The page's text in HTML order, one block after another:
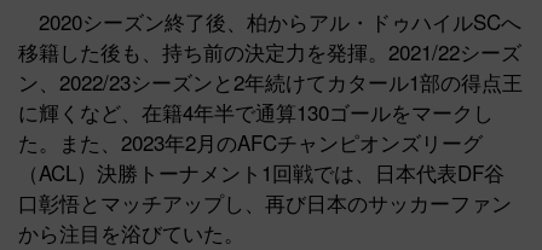
2020シーズン終了後、柏からアル・ドゥハイルSCへ
移籍した後も、持ち前の決定力を発揮。2021/22シーズ
ン、2022/23シーズンと2年続けてカタール1部の得点王
に輝くなど、在籍4年半で通算130ゴールをマークし
た。また、2023年2月のAFCチャンピオンズリーグ
（ACL）決勝トーナメント1回戦では、日本代表DF谷
口彰悟とマッチアップし、再び日本のサッカーファン
から注目を浴びていた。